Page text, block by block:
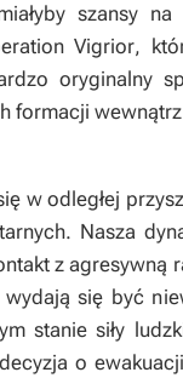
szansy
Vigrior,
oryginalny
formacji
w odległej
Nasza
z
się być
stanie siły
o